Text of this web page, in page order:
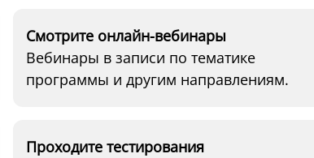
Смотрите онлайн-вебинары
Вебинары в записи по тематике
программы и другим направлениям.
Проходите тестирования